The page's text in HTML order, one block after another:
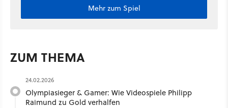
Mehr zum Spiel
ZUM THEMA
24.02.2026
Olympiasieger & Gamer: Wie Videospiele Philipp
Raimund zu Gold verhalfen